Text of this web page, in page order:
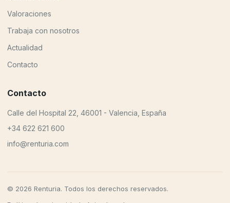
Valoraciones
Trabaja con nosotros
Actualidad
Contacto
Contacto
Calle del Hospital 22, 46001 - Valencia, España
+34 622 621 600
info@renturia.com
© 2026 Renturia. Todos los derechos reservados.